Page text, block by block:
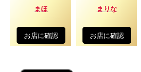
まほ
お店に確認
まりな
お店に確認